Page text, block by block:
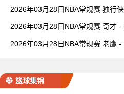
2026年03月28日NBA常规赛 独行
2026年03月28日NBA常规赛 奇才 -
2026年03月28日NBA常规赛 老鹰 -
篮球集锦